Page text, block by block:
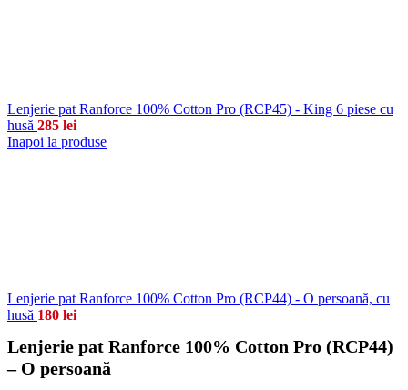
Lenjerie pat Ranforce 100% Cotton Pro (RCP45) - King 6 piese cu
husă 285 lei
Inapoi la produse
Lenjerie pat Ranforce 100% Cotton Pro (RCP44) - O persoană, cu
husă 180 lei
Lenjerie pat Ranforce 100% Cotton Pro (RCP44)
– O persoană